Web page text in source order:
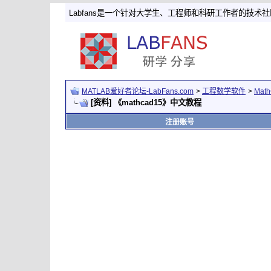
Labfans是一个针对大学生、工程师和科研工作者的技术社
MATLAB爱好者论坛-LabFans.com > 工程数学软件 >
[资料] 《mathcad15》中文教程
注册账号